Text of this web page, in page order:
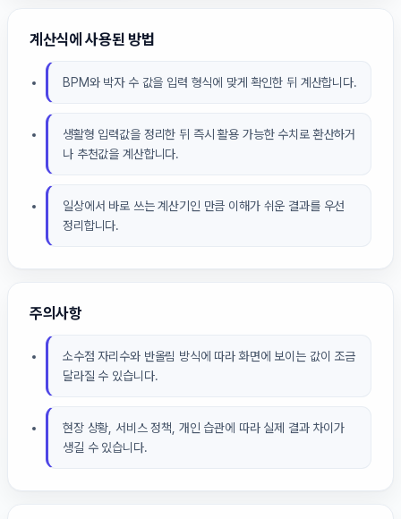
계산식에 사용된 방법
BPM와 박자 수 값을 입력 형식에 맞게 확인한 뒤 계산합니다.
생활형 입력값을 정리한 뒤 즉시 활용 가능한 수치로 환산하거
나 추천값을 계산합니다.
일상에서 바로 쓰는 계산기인 만큼 이해가 쉬운 결과를 우선
정리합니다.
주의사항
소수점 자리수와 반올림 방식에 따라 화면에 보이는 값이 조금
달라질 수 있습니다.
현장 상황, 서비스 정책, 개인 습관에 따라 실제 결과 차이가
생길 수 있습니다.